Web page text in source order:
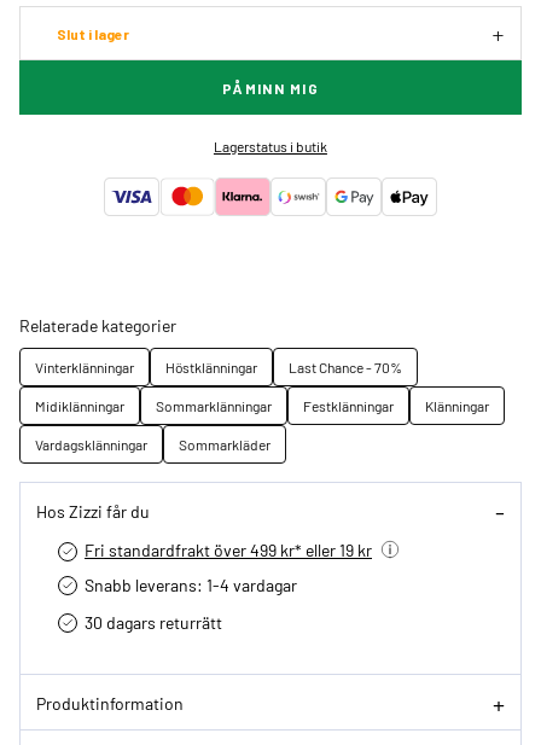
Slut i lager
PÅMINN MIG
Lagerstatus i butik
Relaterade kategorier
Vinterklänningar Höstklänningar
Last Chance - 70%
Midiklänningar
Sommarklänningar Festklänningar
Klänningar
Vardagsklänningar
Sommarkläder
Hos Zizzi får du
Fri standardfrakt över 499 kr* eller 19 kr
Snabb leverans: 1-4 vardagar
30 dagars returrätt­
Produktinformation